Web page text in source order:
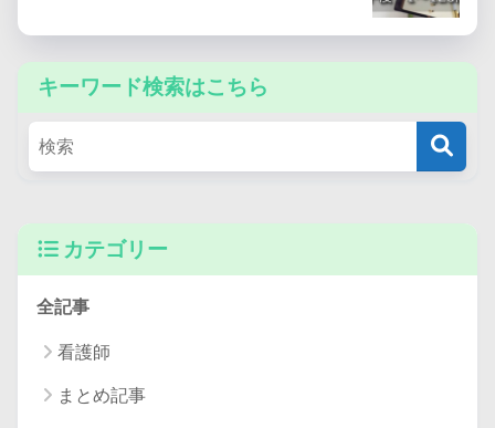
キーワード検索はこちら
カテゴリー
全記事
看護師
まとめ記事